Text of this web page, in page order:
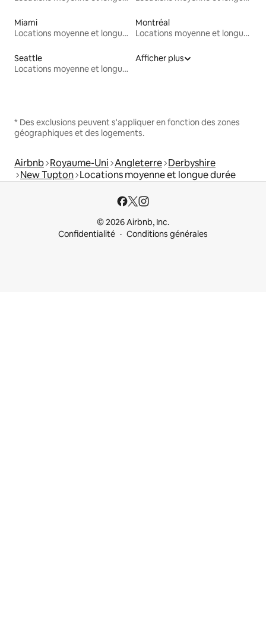
Miami
Locations moyenne et longue durée
Montréal
Locations moyenne et longue durée
Seattle
Locations moyenne et longue durée
Afficher plus
* Des exclusions peuvent s'appliquer en fonction des zones
géographiques et des logements.
Airbnb Royaume-Uni Angleterre Derbyshire
New Tupton Locations moyenne et longue durée
© 2026 Airbnb, Inc.
Confidentialité
Conditions générales